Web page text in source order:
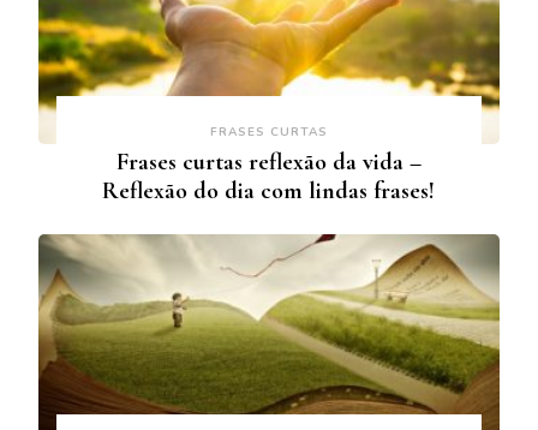
FRASES CURTAS
Frases curtas reflexão da vida –
Reflexão do dia com lindas frases!